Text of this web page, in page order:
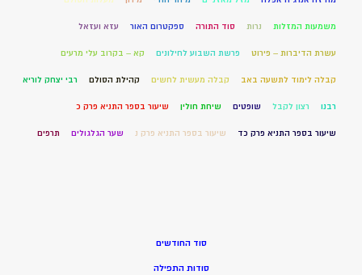
משמעות המזלות נרות סוד התורה ספקטרום האור עזא ועזאל
עשרת הדיברות – פירוט פרשת השבוע לחילונים קא – בקרוב עלי מרעים
קבלה לימוד לתשעה באב קבלה מעשית לחשים קהילת הסולם רבי יצחק לוריא
רבנו רצון לקבל שופטים שיחת חולין שיעור בספר התניא פרק כ
שיעור בספר התניא פרק כד שיעור בספר התניא פרק נ שער הגלגולים תרפים
סוד החודשים
סודות התפילה